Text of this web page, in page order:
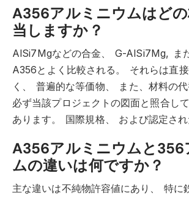
A356アルミニウムはど
当しますか？
AlSi7Mgなどの合金、 G-AlSi7Mg, ま
A356とよく比較される。
それらは直
く、
普遍的な等価物、
また、材料の
必ず当該プロジェクトの図面と照合し
あります。
国際規格、 および認定され
A356アルミニウムと356
ムの違いは何ですか？
主な違いは不純物許容値にあり、
特に